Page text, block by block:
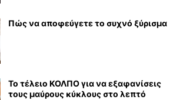
Πώς να αποφεύγετε το συχνό ξύρισμα
Το τέλειο ΚΟΛΠΟ για να εξαφανίσεις
τους μαύρους κύκλους στο λεπτό